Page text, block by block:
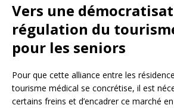
Vers une
régulation du
pour les seniors
Pour que cette alliance entre les
tourisme médical se concrétise, il est
certains freins et d’encadrer ce marché